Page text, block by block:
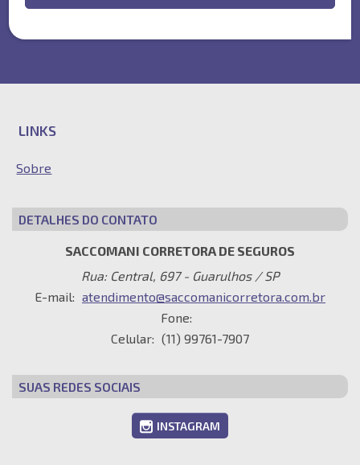
LINKS
Sobre
DETALHES DO CONTATO
SACCOMANI CORRETORA DE SEGUROS
Rua: Central, 697 - Guarulhos / SP
E-mail: atendimento@saccomanicorretora.com.br
Fone:
Celular: (11) 99761-7907
SUAS REDES SOCIAIS
INSTAGRAM